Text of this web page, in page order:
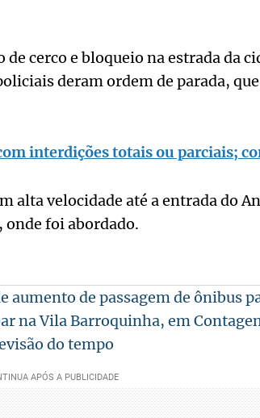
cerco e bloqueio na estrada da
deram ordem de parada,
interdições totais ou parciais;
alta velocidade até a entrada do
onde foi abordado.
aumento de passagem de ônibus
na Vila Barroquinha, em
do tempo